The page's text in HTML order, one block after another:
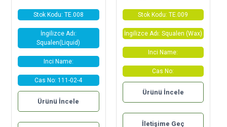
Stok Kodu: TE.008
İngilizce Adı:
Squalen(Liquid)
Inci Name:
Cas No: 111-02-4
Ürünü İncele
Stok Kodu: TE.009
İngilizce Adı: Squalen (Wax)
Inci Name:
Cas No:
Ürünü İncele
İletişime Geç